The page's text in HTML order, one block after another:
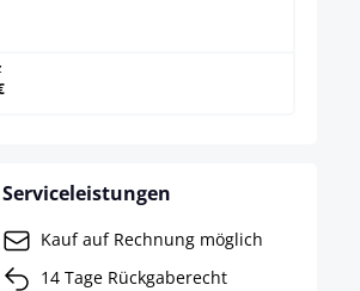
Serviceleistungen
Kauf auf Rechnung möglich
14 Tage Rückgaberecht